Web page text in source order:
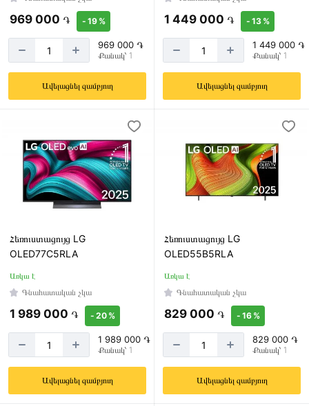
Wi-
Wi-
Fi
Bluetooth
USB
մուտքերի
քանակ
2
մուտքերի
քանակ
4
969 000 ֏ - 19 %
969 000 ֏
Քանակ՝ 1
Ավելացնել զամբյուղ
1 449 000 ֏ - 13 %
1 449 000 ֏
Քանակ՝ 1
Ավելացնել զամբյուղ
Հեռուստացույց LG
OLED77C5RLA
Առկա է
Գնահատական չկա
1 989 000 ֏ - 20 %
1 989 000 ֏
Քանակ՝ 1
Ավելացնել զամբյուղ
Հեռուստացույց LG
OLED55B5RLA
Առկա է
Գնահատական չկա
829 000 ֏ - 16 %
829 000 ֏
Քանակ՝ 1
Ավելացնել զամբյուղ